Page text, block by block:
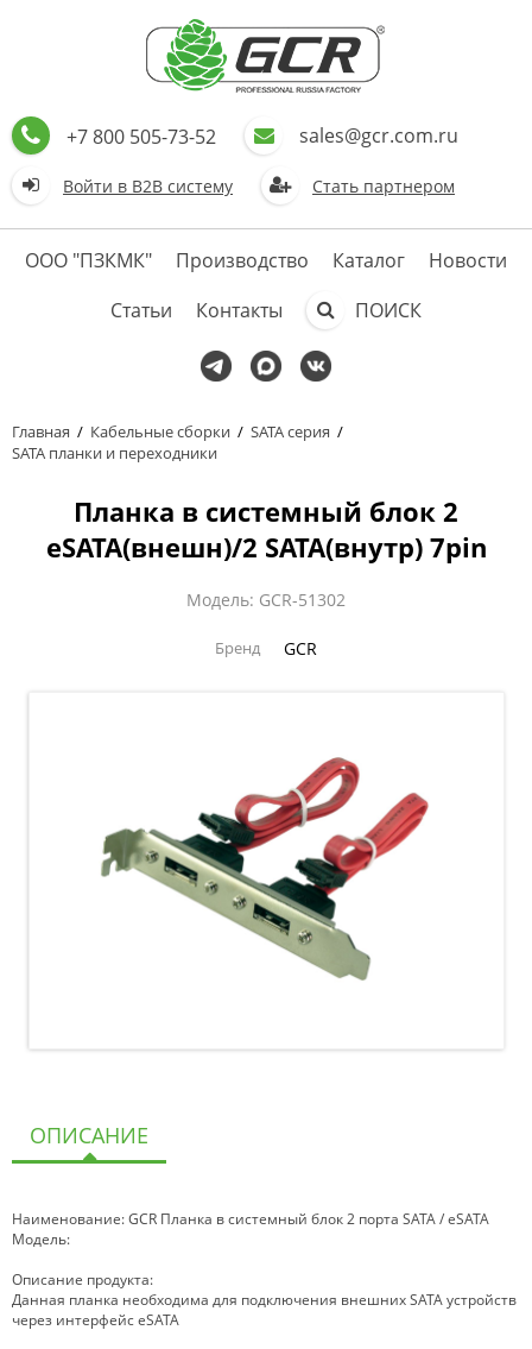
+7 800 505-73-52 sales@gcr.com.ru
Войти в В2В систему Стать партнером
ООО "ПЗКМК" Производство Каталог
Новости
Статьи
Контакты ПОИСК
Главная / Кабельные сборки / SATA серия /
SATA планки и переходники
Планка в системный блок 2
eSATA(внешн)/2 SATA(внутр) 7pin
Модель: GCR-51302
Бренд GCR
ОПИСАНИЕ
Наименование: GCR Планка в системный блок 2 порта SATA / eSATA
Модель:
Описание продукта:
Данная планка необходима для подключения внешних SATA устройств
через интерфейс еSATA